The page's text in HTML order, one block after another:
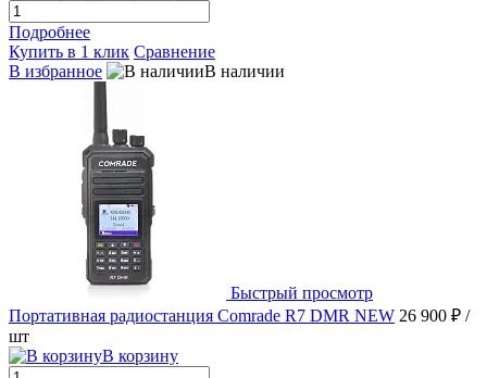
Подробнее
Купить в 1 клик Сравнение
В избранное
В наличии
Быстрый просмотр
Портативная радиостанция Comrade R7 DMR NEW 26 900 ₽ /
шт
В корзину